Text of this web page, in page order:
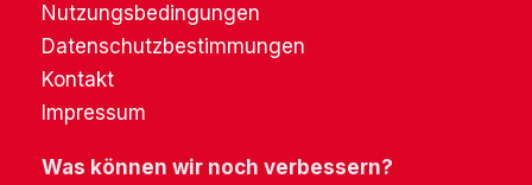
Nutzungsbedingungen
Datenschutzbestimmungen
Kontakt
Impressum
Was können wir noch verbessern?